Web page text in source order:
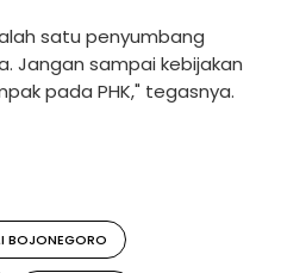
satu penyumbang
Jangan sampai kebijakan
pada PHK," tegasnya.
BOJONEGORO